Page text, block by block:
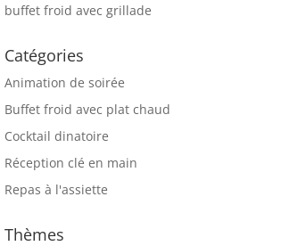
buffet froid avec grillade
Catégories
Animation de soirée
Buffet froid avec plat chaud
Cocktail dinatoire
Réception clé en main
Repas à l'assiette
Thèmes